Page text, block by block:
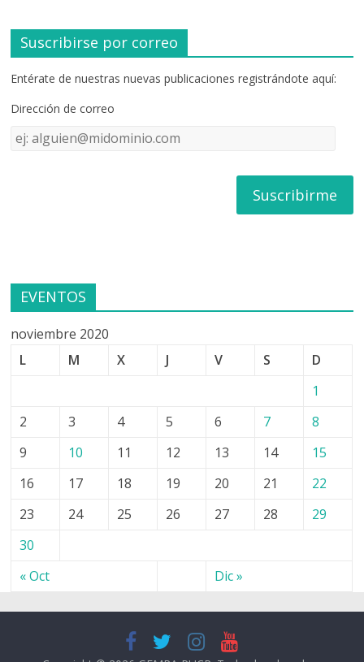
Suscribirse por correo
Entérate de nuestras nuevas publicaciones registrándote aquí:
Dirección de correo
Dirección
de
EVENTOS
noviembre 2020
L
M X J V S D
« Oct Dic »
1
2
3 4 5 6 7
8
9
10 11 12 13 14
15
16
17 18 19 20 21
22
23
24 25 26 27 28
29
30